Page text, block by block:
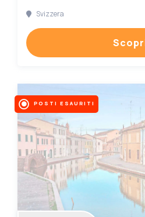
Svizzera
POSTI ESAURITI